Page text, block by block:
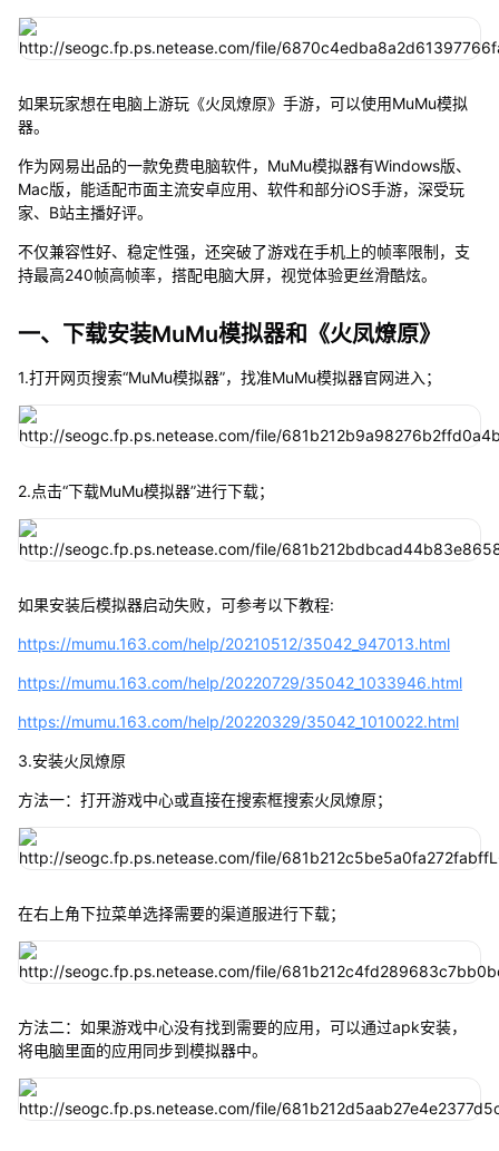
如果玩家想在电脑上游玩《火凤燎原》手游，可以使用MuMu模拟
器。
作为网易出品的一款免费电脑软件，MuMu模拟器有Windows版、
Mac版，能适配市面主流安卓应用、软件和部分iOS手游，深受玩
家、B站主播好评。
不仅兼容性好、稳定性强，还突破了游戏在手机上的帧率限制，支
持最高240帧高帧率，搭配电脑大屏，视觉体验更丝滑酷炫。
一、下载安装MuMu模拟器和《火凤燎原》
1.打开网页搜索“MuMu模拟器”，找准MuMu模拟器官网进入；
2.点击“下载MuMu模拟器”进行下载；
如果安装后模拟器启动失败，可参考以下教程:
https://mumu.163.com/help/20210512/35042_947013.html
https://mumu.163.com/help/20220729/35042_1033946.html
https://mumu.163.com/help/20220329/35042_1010022.html
3.安装火凤燎原
方法一：打开游戏中心或直接在搜索框搜索火凤燎原；
在右上角下拉菜单选择需要的渠道服进行下载；
方法二：如果游戏中心没有找到需要的应用，可以通过apk安装，
将电脑里面的应用同步到模拟器中。